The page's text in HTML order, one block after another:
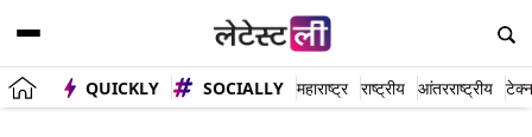
QUICKLY SOCIALLY महाराष्ट्र राष्ट्रीय आंतरराष्ट्रीय